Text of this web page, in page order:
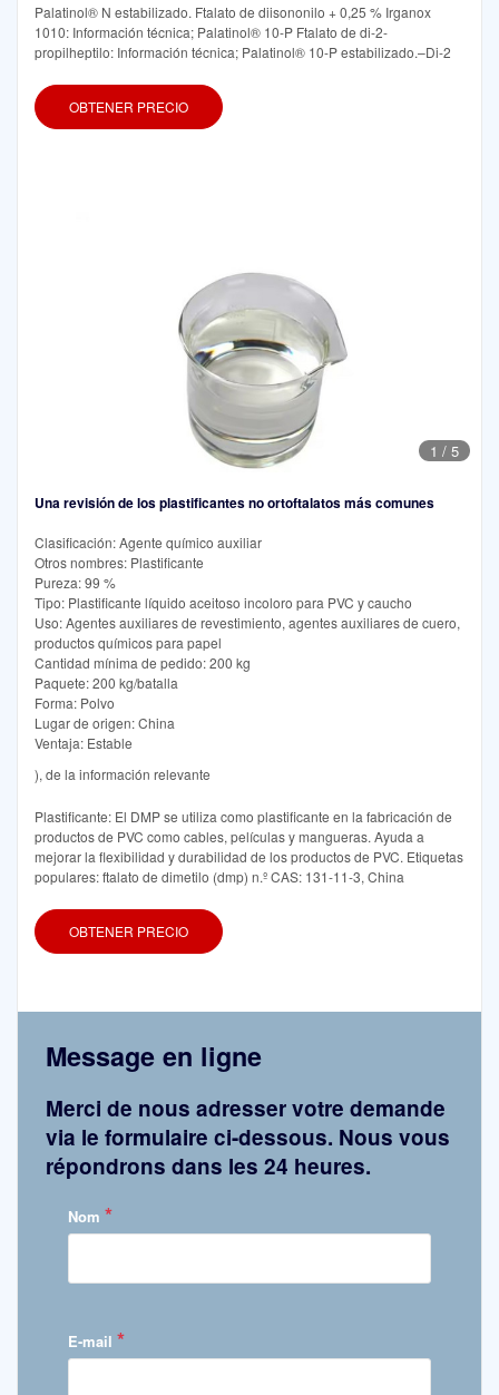
Palatinol® N estabilizado. Ftalato de diisononilo + 0,25 % Irganox
1010: Información técnica; Palatinol® 10-P Ftalato de di-2-
propilheptilo: Información técnica; Palatinol® 10-P estabilizado.–Di-2
OBTENER PRECIO
1 / 5
Una revisión de los plastificantes no ortoftalatos más comunes
Clasificación: Agente químico auxiliar
Otros nombres: Plastificante
Pureza: 99 %
Tipo: Plastificante líquido aceitoso incoloro para PVC y caucho
Uso: Agentes auxiliares de revestimiento, agentes auxiliares de cuero,
productos químicos para papel
Cantidad mínima de pedido: 200 kg
Paquete: 200 kg/batalla
Forma: Polvo
Lugar de origen: China
Ventaja: Estable
), de la información relevante
Plastificante: El DMP se utiliza como plastificante en la fabricación de
productos de PVC como cables, películas y mangueras. Ayuda a
mejorar la flexibilidad y durabilidad de los productos de PVC. Etiquetas
populares: ftalato de dimetilo (dmp) n.º CAS: 131-11-3, China
OBTENER PRECIO
Message en ligne
Merci de nous adresser votre demande
via le formulaire ci-dessous. Nous vous
répondrons dans les 24 heures.
Nom *
E-mail *